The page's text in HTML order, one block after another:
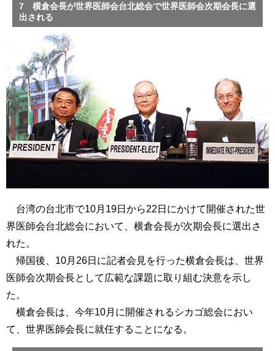
7 横倉会長が世界医師会台北総会で世界医師会次期会長に選
出される
台湾の台北市で10月19日から22日にかけて開催された世
界医師会台北総会において、横倉会長が次期会長に選出さ
れた。
帰国後、10月26日に記者会見を行った横倉会長は、世界
医師会次期会長として広範な課題に取り組む決意を示し
た。
横倉会長は、今年10月に開催されるシカゴ総会におい
て、世界医師会長に就任することになる。